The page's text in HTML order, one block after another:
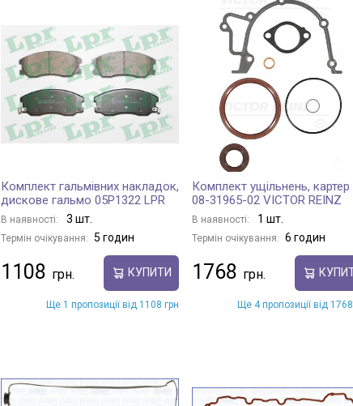
Комплект гальмівних накладок,
дискове гальмо 05P1322 LPR
В наявності: 3 шт.
Термін очікування: 5 годин
1108 КУПИТИ
Ще 1 пропозиції від 1108 грн
Комплект ущільнень, картер
08-31965-02 VICTOR REINZ
В наявності: 1 шт.
Термін очікування: 6 годин
1768
Ще 4 пропозиції від 1768